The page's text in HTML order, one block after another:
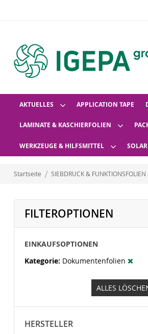
AKTUELLES APPLICATION TAPE
LAMINATE & KASCHIERFOLIEN
WERKZEUGE & HILFSMITTEL
Startseite SIEBDRUCK & FUNKTIONSFOLIEN
FILTEROPTIONEN
EINKAUFSOPTIONEN
Kategorie Dokumentenfolien
ALLES
HERSTELLER